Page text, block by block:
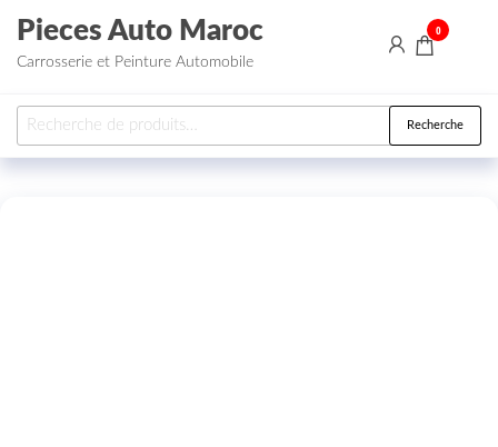
Aller au contenu
Pieces Auto Maroc
Carrosserie et Peinture Automobile
0
Recherche pour : Recherche